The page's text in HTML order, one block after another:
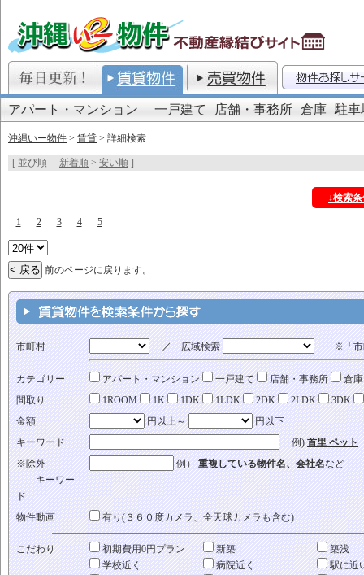
アパート・マンション 一戸建て 店舗・事務所 倉庫 駐車
沖縄いー物件 > 賃貸 > 詳細検索
[ 並び順 新着順 > 安い順 ]
↓検索
1 2 3 4 5
前のページに戻ります。
市町村 ／ 広域検索 ※「市町
カテゴリー アパート・マンション 一戸建て 店舗・事務所
倉庫
間取り
1ROOM 1K 1DK 1LDK 2DK 2LDK
3DK
金額
円以上～
円以下
キーワード
例)首里 ペット
※除外
キーワー
ド
例）重複している物件名、会社名など
物件動画 有り(３６０度カメラ、全天球カメラも含む)
こだわり 初期費用0円プラン 新築
築浅
学校近く
病院近く
駅に近